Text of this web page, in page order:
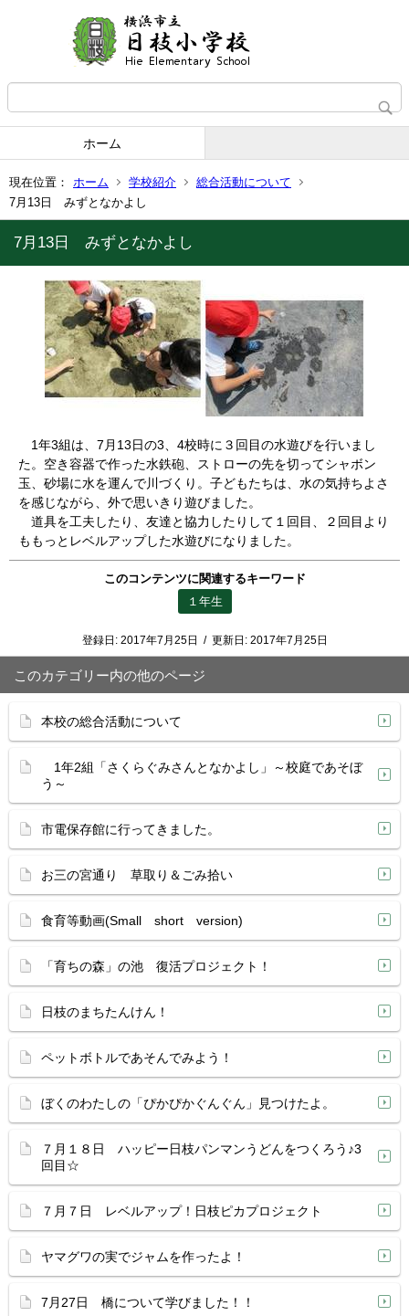
ホーム
現在位置： ホーム 学校紹介
総合活動について
7月13日 みずとなかよし
7月13日 みずとなかよし
1年3組は、7月13日の3、4校時に３回目の水遊びを行いまし
た。空き容器で作った水鉄砲、ストローの先を切ってシャボン
玉、砂場に水を運んで川づくり。子どもたちは、水の気持ちよさ
を感じながら、外で思いきり遊びました。
道具を工夫したり、友達と協力したりして１回目、２回目より
ももっとレベルアップした水遊びになりました。
このコンテンツに関連するキーワード
１年生
登録日: 2017年7月25日 / 更新日: 2017年7月25日
このカテゴリー内の他のページ
本校の総合活動について
1年2組「さくらぐみさんとなかよし」～校庭であそぼ
う～
市電保存館に行ってきました。
お三の宮通り 草取り＆ごみ拾い
食育等動画(Small short version)
「育ちの森」の池 復活プロジェクト！
日枝のまちたんけん！
ペットボトルであそんでみよう！
ぼくのわたしの「ぴかぴかぐんぐん」見つけたよ。
７月１８日 ハッピー日枝パンマンうどんをつくろう♪3
回目☆
７月７日 レベルアップ！日枝ピカプロジェクト
ヤマグワの実でジャムを作ったよ！
7月27日 橋について学びました！！